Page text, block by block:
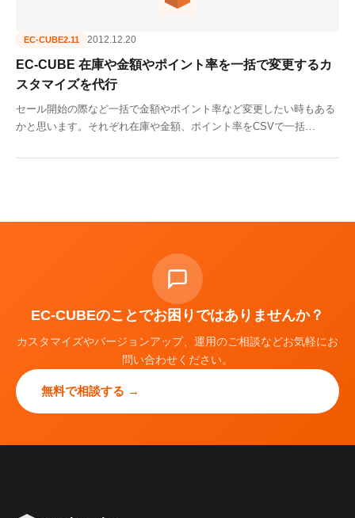
EC-CUBE2.11 2012.12.20
EC-CUBE 在庫や金額やポイント率を一括で変更するカ
スタマイズを代行
セール開始の際など一括で金額やポイント率など変更したい時もある
かと思います。それぞれ在庫や金額、ポイント率をCSVで一括…
EC-CUBEのことでお困りではありませんか？
カスタマイズやバージョンアップ、運用のご相談などお気軽にお
問い合わせください。
無料で相談する →